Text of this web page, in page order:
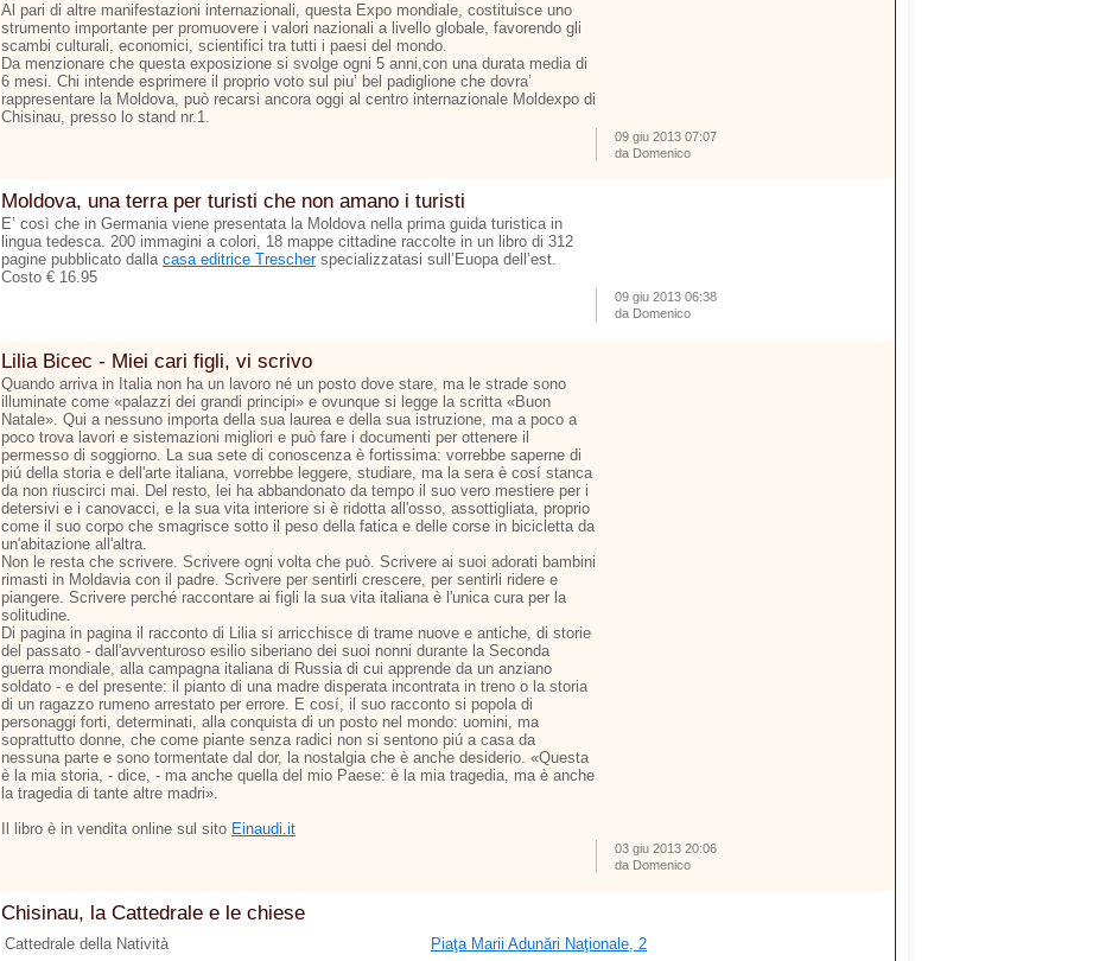
Al pari di altre manifestazioni internazionali, questa Expo mondiale, costituisce uno
strumento importante per promuovere i valori nazionali a livello globale, favorendo gli
scambi culturali, economici, scientifici tra tutti i paesi del mondo.
Da menzionare che questa exposizione si svolge ogni 5 anni,con una durata media di
6 mesi. Chi intende esprimere il proprio voto sul piu’ bel padiglione che dovra’
rappresentare la Moldova, può recarsi ancora oggi al centro internazionale Moldexpo di
Chisinau, presso lo stand nr.1.
09 giu 2013 07:07
da Domenico
Moldova, una terra per turisti che non amano i turisti
E’ così che in Germania viene presentata la Moldova nella prima guida turistica in
lingua tedesca. 200 immagini a colori, 18 mappe cittadine raccolte in un libro di 312
pagine pubblicato dalla casa editrice Trescherspecializzatasi sull’Euopa dell’est.
Costo € 16.95
09 giu 2013 06:38
da Domenico
Lilia Bicec - Miei cari figli, vi scrivo
Quando arriva in Italia non ha un lavoro né un posto dove stare, ma le strade sono
illuminate come «palazzi dei grandi principi» e ovunque si legge la scritta «Buon
Natale». Qui a nessuno importa della sua laurea e della sua istruzione, ma a poco a
poco trova lavori e sistemazioni migliori e può fare i documenti per ottenere il
permesso di soggiorno. La sua sete di conoscenza è fortissima: vorrebbe saperne di
piú della storia e dell'arte italiana, vorrebbe leggere, studiare, ma la sera è cosí stanca
da non riuscirci mai. Del resto, lei ha abbandonato da tempo il suo vero mestiere per i
detersivi e i canovacci, e la sua vita interiore si è ridotta all'osso, assottigliata, proprio
come il suo corpo che smagrisce sotto il peso della fatica e delle corse in bicicletta da
un'abitazione all'altra.
Non le resta che scrivere. Scrivere ogni volta che può. Scrivere ai suoi adorati bambini
rimasti in Moldavia con il padre. Scrivere per sentirli crescere, per sentirli ridere e
piangere. Scrivere perché raccontare ai figli la sua vita italiana è l'unica cura per la
solitudine.
Di pagina in pagina il racconto di Lilia si arricchisce di trame nuove e antiche, di storie
del passato - dall'avventuroso esilio siberiano dei suoi nonni durante la Seconda
guerra mondiale, alla campagna italiana di Russia di cui apprende da un anziano
soldato - e del presente: il pianto di una madre disperata incontrata in treno o la storia
di un ragazzo rumeno arrestato per errore. E cosí, il suo racconto si popola di
personaggi forti, determinati, alla conquista di un posto nel mondo: uomini, ma
soprattutto donne, che come piante senza radici non si sentono piú a casa da
nessuna parte e sono tormentate dal dor, la nostalgia che è anche desiderio. «Questa
è la mia storia, - dice, - ma anche quella del mio Paese: è la mia tragedia, ma è anche
la tragedia di tante altre madri».
Il libro è in vendita online sul sito Einaudi.it
03 giu 2013 20:06
da Domenico
Chisinau, la Cattedrale e le chiese
Cattedrale della Natività
Piaţa Marii Adunări Naţionale, 2